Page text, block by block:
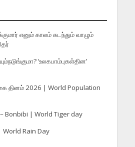
எனும் காலம் கடந்தும் வாழும்
‘உலகபாம்புகள்தின’
தினம் 2026 | World Population
Bonbibi | World Tiger day
Rain Day